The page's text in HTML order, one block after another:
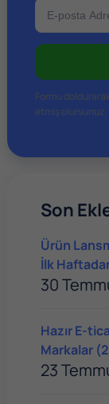
Akılda
Sosyal Medya
Ticimax ile
Formu
etmiş olursunuz.
Son
Ürün
İlk
30
Hazır E-
Markalar
23